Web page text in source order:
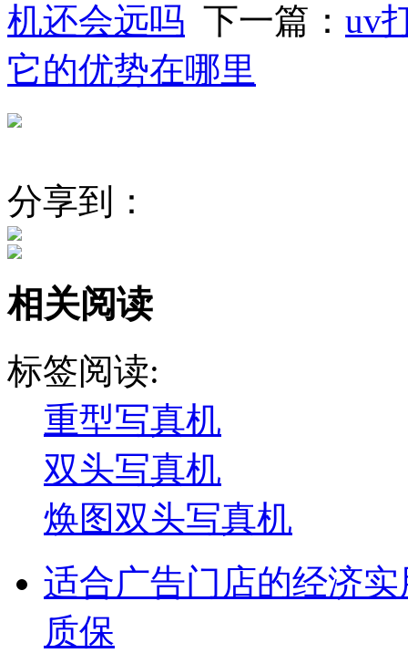
机还会远吗 下一篇： uv
它的优势在哪里
分享到：
相关阅读
标签阅读:
重型写真机
双头写真机
焕图双头写真机
适合广告门店的经济
质保